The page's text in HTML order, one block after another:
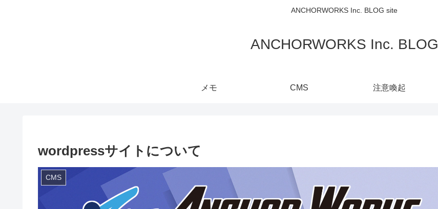
ANCHORWORKS Inc. BLOG site
ANCHORWORKS Inc. BLOG
メモ CMS 注意喚起
wordpressサイトについて
CMS